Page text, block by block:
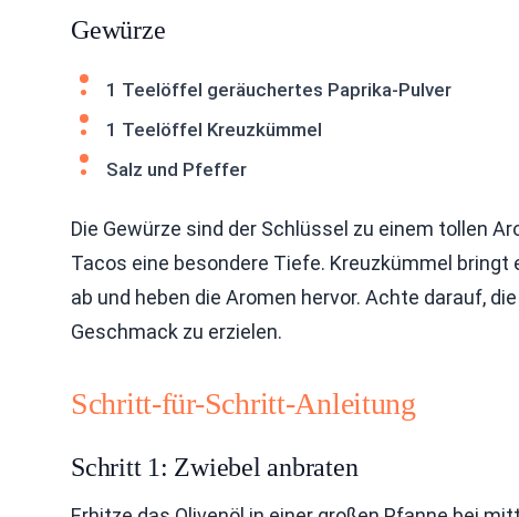
Gewürze
1 Teelöffel geräuchertes Paprika-Pulver
1 Teelöffel Kreuzkümmel
Salz und Pfeffer
Die Gewürze sind der Schlüssel zu einem tollen
Tacos eine besondere Tiefe. Kreuzkümmel
ab und heben die Aromen hervor. Achte darauf,
Geschmack zu erzielen.
Schritt-für-Schritt-Anleitung
Schritt 1: Zwiebel anbraten